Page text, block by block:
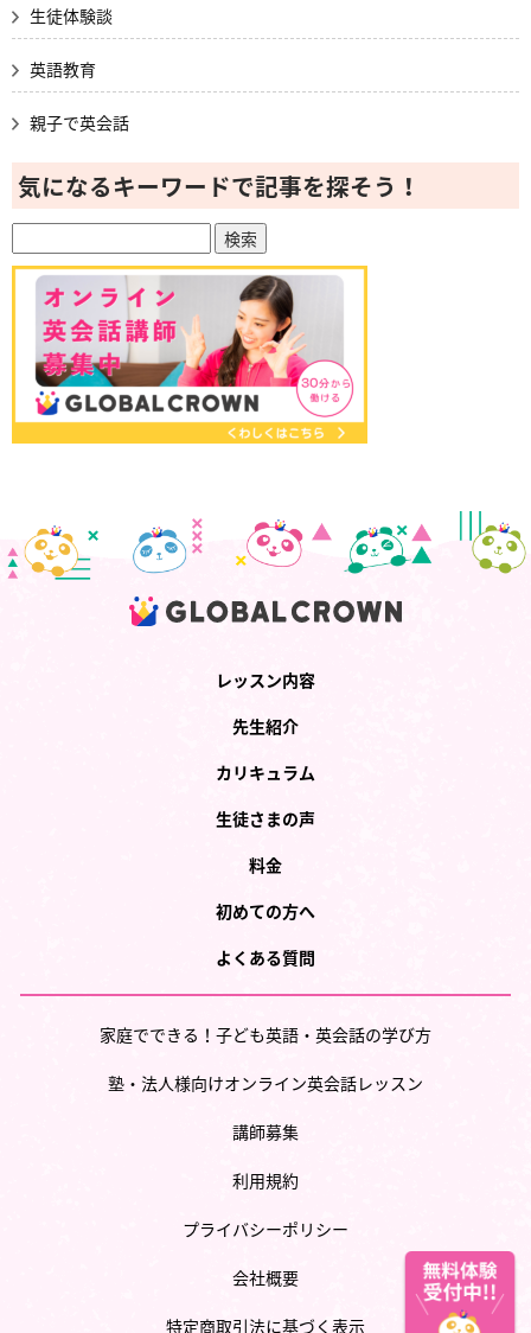
生徒体験談
英語教育
親子で英会話
気になるキーワードで記事を探そう！
レッスン内容
先生紹介
カリキュラム
生徒さまの声
料金
初めての方へ
よくある質問
家庭でできる！子ども英語・英会話の学び方
塾・法人様向けオンライン英会話レッスン
講師募集
利用規約
プライバシーポリシー
会社概要
特定商取引法に基づく表示